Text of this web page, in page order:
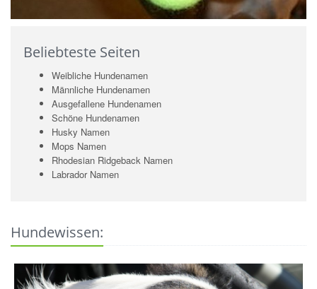
Beliebteste Seiten
Weibliche Hundenamen
Männliche Hundenamen
Ausgefallene Hundenamen
Schöne Hundenamen
Husky Namen
Mops Namen
Rhodesian Ridgeback Namen
Labrador Namen
Hundewissen: